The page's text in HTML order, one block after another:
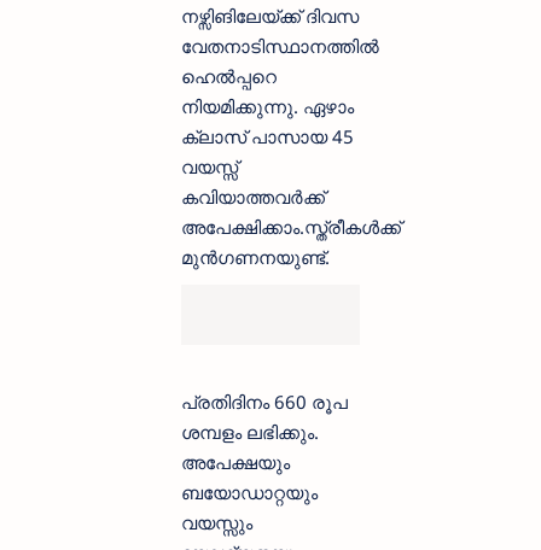
നഴ്സിങിലേയ്ക്ക് ദിവസ
വേതനാടിസ്ഥാനത്തിൽ
ഹെൽപ്പറെ
നിയമിക്കുന്നു. ഏഴാം
ക്ലാസ് പാസായ 45
വയസ്സ്
കവിയാത്തവർക്ക്
അപേക്ഷിക്കാം.സ്ത്രീകൾക്ക്
മുൻഗണനയുണ്ട്.
പ്രതിദിനം 660 രൂപ
ശമ്പളം ലഭിക്കും.
അപേക്ഷയും
ബയോഡാറ്റയും
വയസ്സും